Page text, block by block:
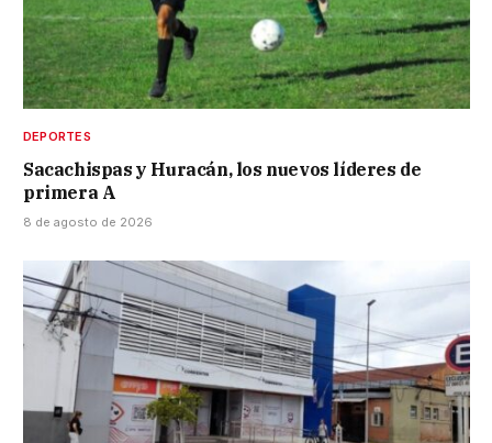
DEPORTES
Sacachispas y Huracán, los nuevos líderes de
primera A
8 de agosto de 2026